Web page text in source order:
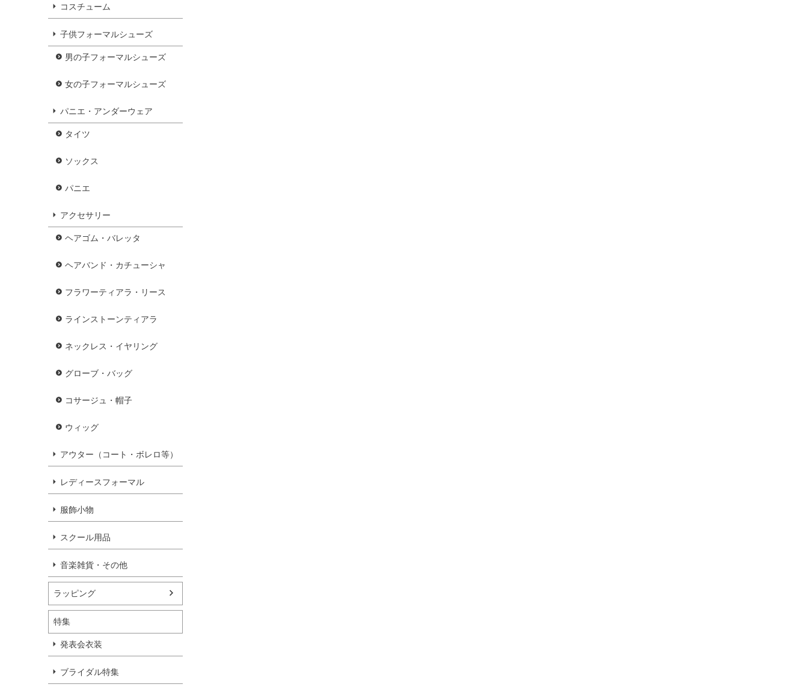
コスチューム
子供フォーマルシューズ
男の子フォーマルシューズ
女の子フォーマルシューズ
パニエ・アンダーウェア
タイツ
ソックス
パニエ
アクセサリー
ヘアゴム・バレッタ
ヘアバンド・カチューシャ
フラワーティアラ・リース
ラインストーンティアラ
ネックレス・イヤリング
グローブ・バッグ
コサージュ・帽子
ウィッグ
アウター（コート・ボレロ等）
レディースフォーマル
服飾小物
スクール用品
音楽雑貨・その他
ラッピング
特集
発表会衣装
ブライダル特集